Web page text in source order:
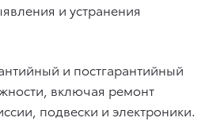
и устранения
и постгарантийный
включая ремонт
подвески и электроники.